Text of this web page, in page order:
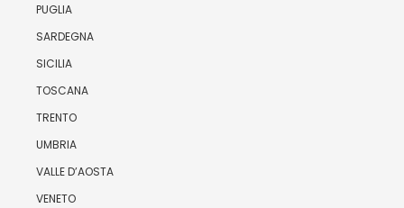
PUGLIA
SARDEGNA
SICILIA
TOSCANA
TRENTO
UMBRIA
VALLE D’AOSTA
VENETO